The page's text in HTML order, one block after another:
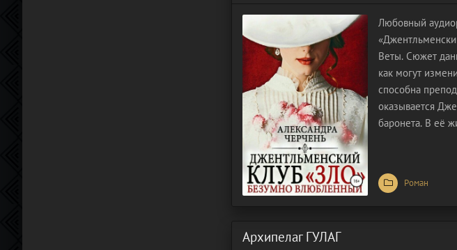
Любовный
Веты. Сюжет
как могут
способна
оказывается
баронета. В её
Роман
Архипелаг ГУЛАГ